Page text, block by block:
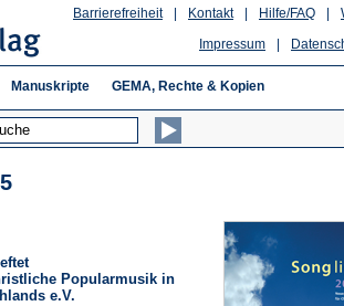
Hilfe/FAQ
Kontakt
Barrierefreiheit
Impressum
Manuskripte GEMA, Rechte & Kopien
Popularmusik in
e.V.